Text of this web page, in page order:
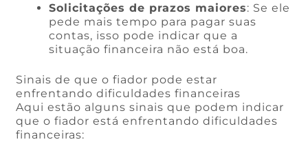
Solicitações de prazos maiores: Se ele
pede mais tempo para pagar suas
contas, isso pode indicar que a
situação financeira não está boa.
Sinais de que o fiador pode estar
enfrentando dificuldades financeiras
Aqui estão alguns sinais que podem indicar
que o fiador está enfrentando dificuldades
financeiras: